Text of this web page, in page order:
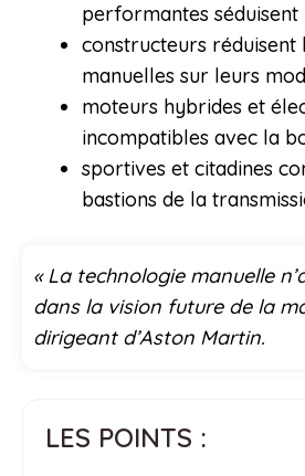
performantes
constructeurs réduisent
manuelles sur leurs
moteurs hybrides et
incompatibles avec la
sportives et citadines
bastions de la
« La technologie manuelle
dans la vision future de la
dirigeant d’Aston Martin.
LES POINTS :